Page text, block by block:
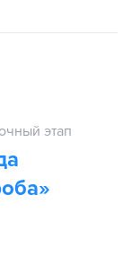
этап